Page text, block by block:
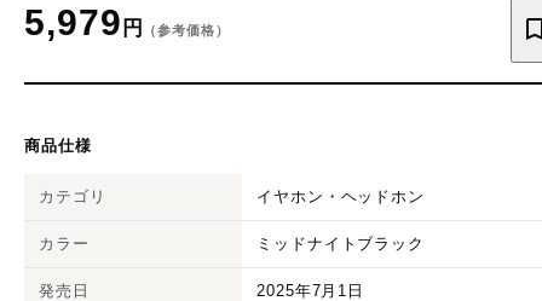
5,979 円 （参考価格）
商品仕様
カテゴリ イヤホン・ヘッドホン
カラー ミッドナイトブラック
発売日 2025年7月1日